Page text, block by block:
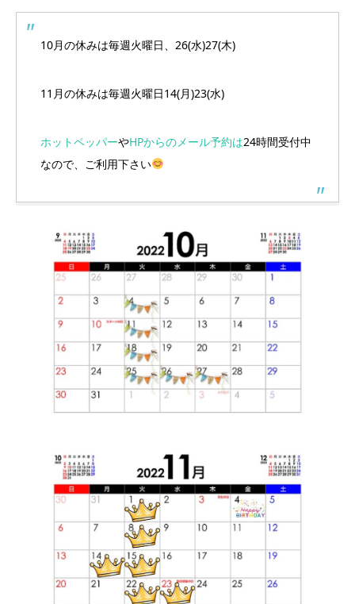
10月の休みは毎週火曜日、26(水)27(木)
11月の休みは毎週火曜日14(月)23(水)
ホットペッパーやHPからのメール予約は24時間受付中
なので、ご利用下さい